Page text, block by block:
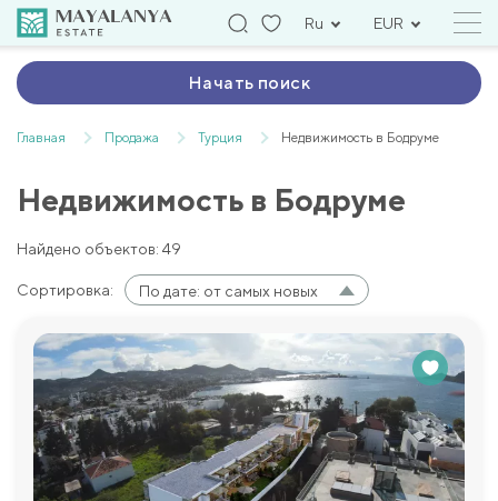
Ru EUR
Начать поиск
Главная Продажа Турция Недвижимость в Бодруме
Недвижимость в Бодруме
Найдено объектов: 49
Сортировка: По дате: от самых новых